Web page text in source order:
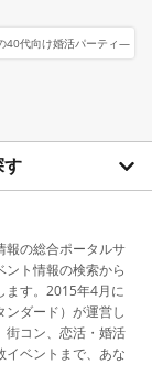
40代向け婚活パーティ―
す
報の総合ポータルサ
ト情報の検索から
ます。2015年4月に
ダード）が運営し
街コン、恋活・婚活
イベントまで、あな